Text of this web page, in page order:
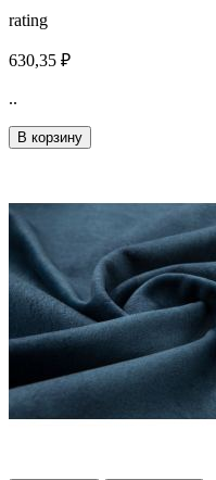
rating
630,35 ₽
..
В корзину